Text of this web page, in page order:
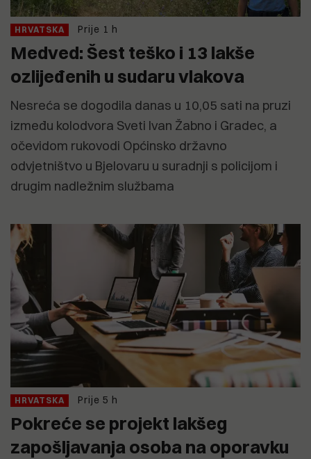
HRVATSKA Prije 1 h
Medved: Šest teško i 13 lakše
ozlijeđenih u sudaru vlakova
Nesreća se dogodila danas u 10,05 sati na pruzi
između kolodvora Sveti Ivan Žabno i Gradec, a
očevidom rukovodi Općinsko državno
odvjetništvo u Bjelovaru u suradnji s policijom i
drugim nadležnim službama
HRVATSKA Prije 5 h
Pokreće se projekt lakšeg
zapošljavanja osoba na oporavku